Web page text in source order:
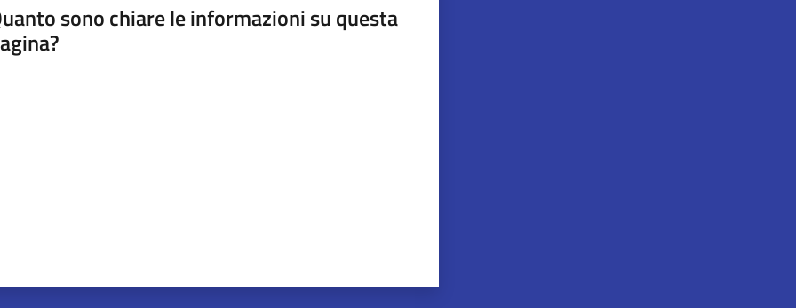
sono chiare le informazioni su questa